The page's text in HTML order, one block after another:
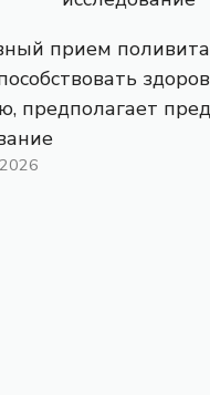
прием
предполагает